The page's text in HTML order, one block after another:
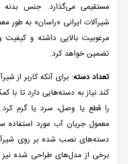
مستقیمی می‌گذارد. جنس بدنه
شیرآلات ایرانی «راسان» به طور
مرغوبیت بالایی داشته و
تضمین خواهد کرد.
تعداد دسته: برای آنکه کاربر از
کند نیاز به دسته‌هایی دارد تا با
را قطع یا وصل، سرد یا گرم
معمول جریان آب مورد استفاده
دسته‌های نصب شده بر روی
برخی از مدل‌های طراحی شده